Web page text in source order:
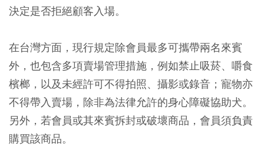
決定是否拒絕顧客入場。
在台灣方面，現行規定除會員最多可攜帶兩名來賓
外，也包含多項賣場管理措施，例如禁止吸菸、嚼食
檳榔，以及未經許可不得拍照、攝影或錄音；寵物亦
不得帶入賣場，除非為法律允許的身心障礙協助犬。
另外，若會員或其來賓拆封或破壞商品，會員須負責
購買該商品。